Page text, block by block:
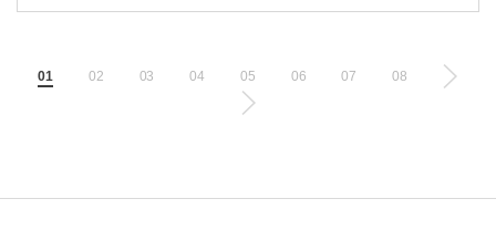
01 02 03 04 05 06 07 08